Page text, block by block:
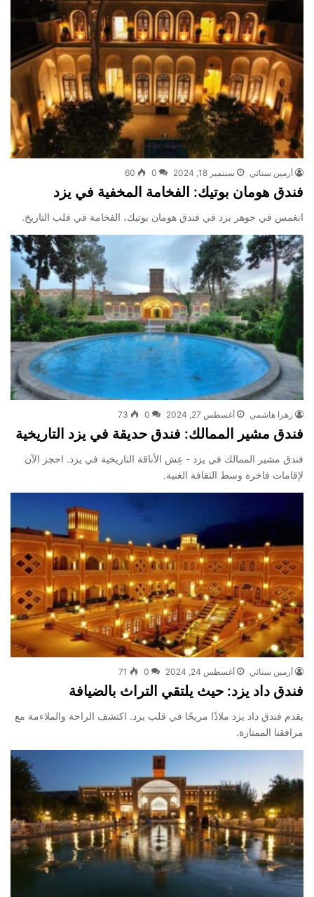
أرمين سنائي سبتمبر 18, 2024 0
60
فندق هومان بوتيك: الفخامة المخفية في يزد
انغمس في جوهر يزد في فندق هومان بوتيك، الفخامة في قلب التاريخ.
زهرا هاشمي أغسطس 27, 2024 0
73
فندق مشير الممالك: فندق حديقة في يزد التاريخية
فندق مشير الممالك في يزد - عِش الأناقة التاريخية في يزد. احجز الآن
لإقامات فاخرة وسط الثقافة الغنية.
أرمين سنائي أغسطس 24, 2024 0
71
فندق داد يزد: حيث يلتقي التراث بالضيافة
يقدم فندق داد يزد ملاذًا مريحًا في قلب يزد. اكتشف الراحة والملاءمة مع
مرافقنا الممتازة.